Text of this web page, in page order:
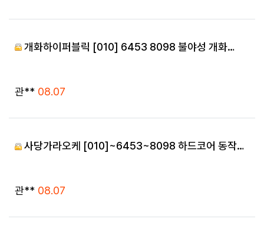
개화하이퍼블릭 [010] 6453 8098 불야성 개화…
등록자
관** 등록일
08.07
사당가라오케 [010]~6453~8098 하드코어 동작…
등록자
관** 등록일
08.07